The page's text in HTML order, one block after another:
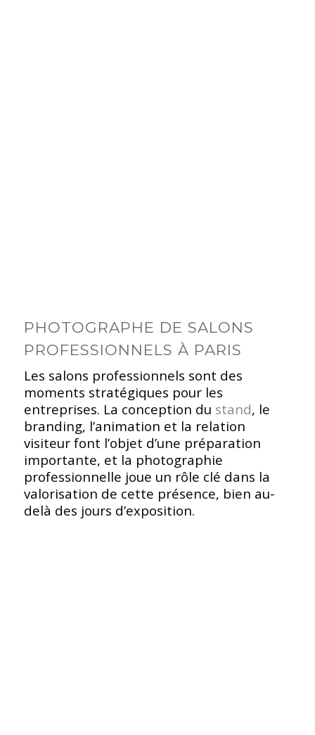
PHOTOGRAPHE DE SALONS
PROFESSIONNELS À PARIS
Les salons professionnels sont des
moments stratégiques pour les
entreprises. La conception du stand, le
branding, l’animation et la relation
visiteur font l’objet d’une préparation
importante, et la photographie
professionnelle joue un rôle clé dans la
valorisation de cette présence, bien au-
delà des jours d’exposition.